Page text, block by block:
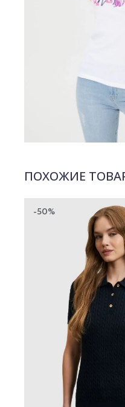
ПОХОЖИЕ
-50%